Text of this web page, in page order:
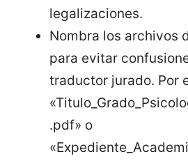
legalizaciones.
Nombra los archivos
para evitar
traductor jurado. Por
.pdf» o